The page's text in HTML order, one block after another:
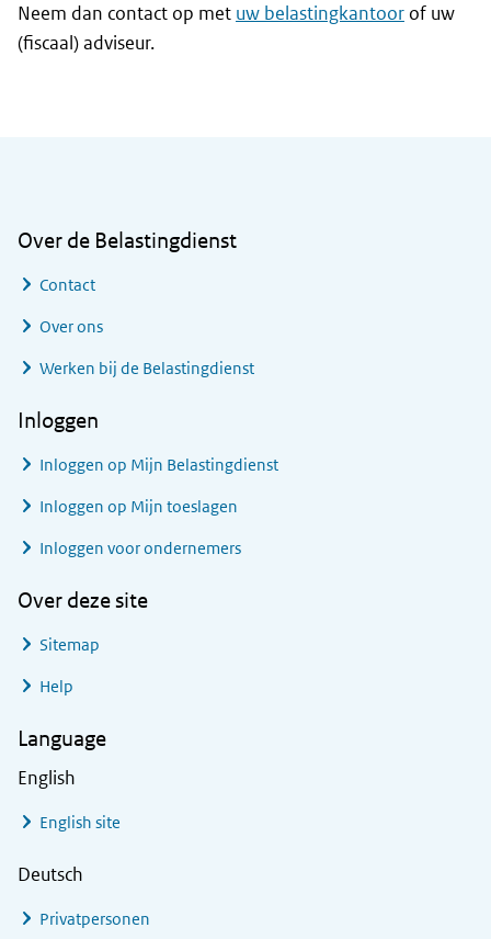
Neem dan contact op met uw belastingkantoor of uw
(fiscaal) adviseur.
Over de Belastingdienst
Contact
Over ons
Werken bij de Belastingdienst
Inloggen
Inloggen op Mijn Belastingdienst
Inloggen op Mijn toeslagen
Inloggen voor ondernemers
Over deze site
Sitemap
Help
Language
English
English site
Deutsch
Privatpersonen